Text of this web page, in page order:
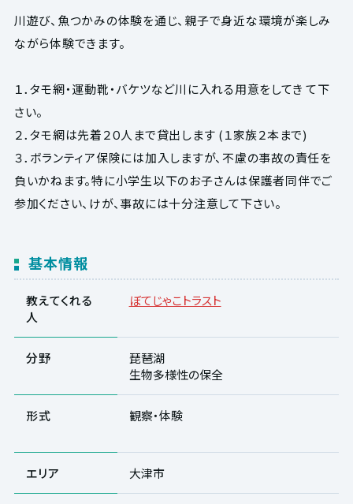
川遊び、魚つかみの体験を通じ、親子で身近な環境が楽しみ
ながら体験できます。
１．タモ網・運動靴・バケツなど川に入れる用意をしてき て下
さい。
２．タモ網は先着２０人まで貸出します (１家族２本まで)
３．ボランティア保険には加入しますが、不慮の事故の責任を
負いかねます。特に小学生以下のお子さんは保護者同伴でご
参加ください、けが、事故には十分注意して下さい。
基本情報
教えてくれる
人
ぼてじゃこトラスト
分野
琵琶湖
生物多様性の保全
形式 観察・体験
エリア 大津市